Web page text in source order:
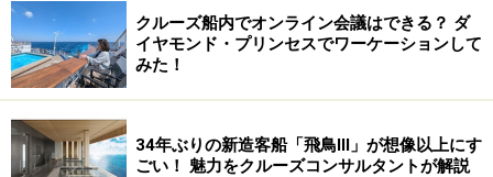
メイン・ダイニング（2ヶ所）、ビュッフェレストラ
ン、ヴェルディーズ（ピッツェリア）、テラスグリル(ハ
ンバーガー&ホットドッグ)、インターナショナル・カフ
ェ(一部有料)、アイスクリームショップ(一部有料)、ルー
ムサービス
クルーズ船内でオンライン会議はできる？ ダ
イヤモンド・プリンセスでワーケーションして
みた！
34年ぶりの新造客船「飛鳥lll」が想像以上にす
ごい！ 魅力をクルーズコンサルタントが解説